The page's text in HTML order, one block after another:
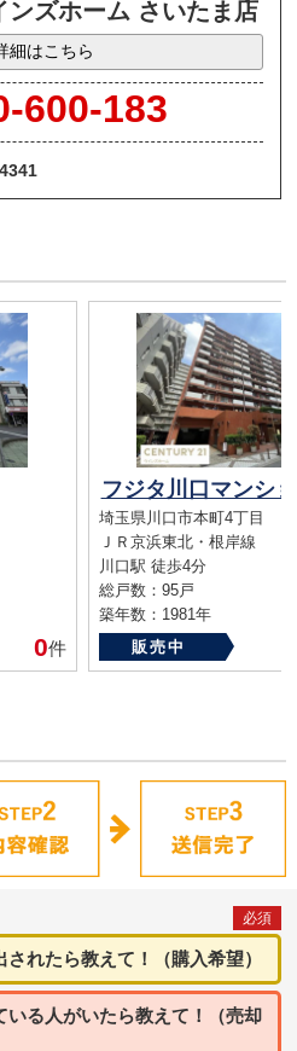
ンズホーム さいたま店
細はこちら
600-183
0件
フジタ川口マンシ
埼玉県川口市本町4丁目
ＪＲ京浜東北・根岸線
川口駅 徒歩4分
総戸数：95戸
築年数：1981年
販売中
必須
れたら教えて！（購入希望）
いる人がいたら教えて！（売却